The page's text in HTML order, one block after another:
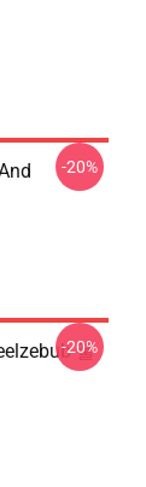
-20%
풀
-20%